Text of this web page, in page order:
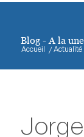
Blog - A la une
Accueil / Actualité